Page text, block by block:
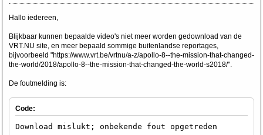
Hallo iedereen,
Blijkbaar kunnen bepaalde video's niet meer worden gedownload van de
VRT.NU site, en meer bepaald sommige buitenlandse reportages,
bijvoorbeeld "https://www.vrt.be/vrtnu/a-z/apollo-8--the-mission-that-changed-
the-world/2018/apollo-8--the-mission-that-changed-the-world-s2018/".
De foutmelding is:
Code:
Download mislukt; onbekende fout opgetreden